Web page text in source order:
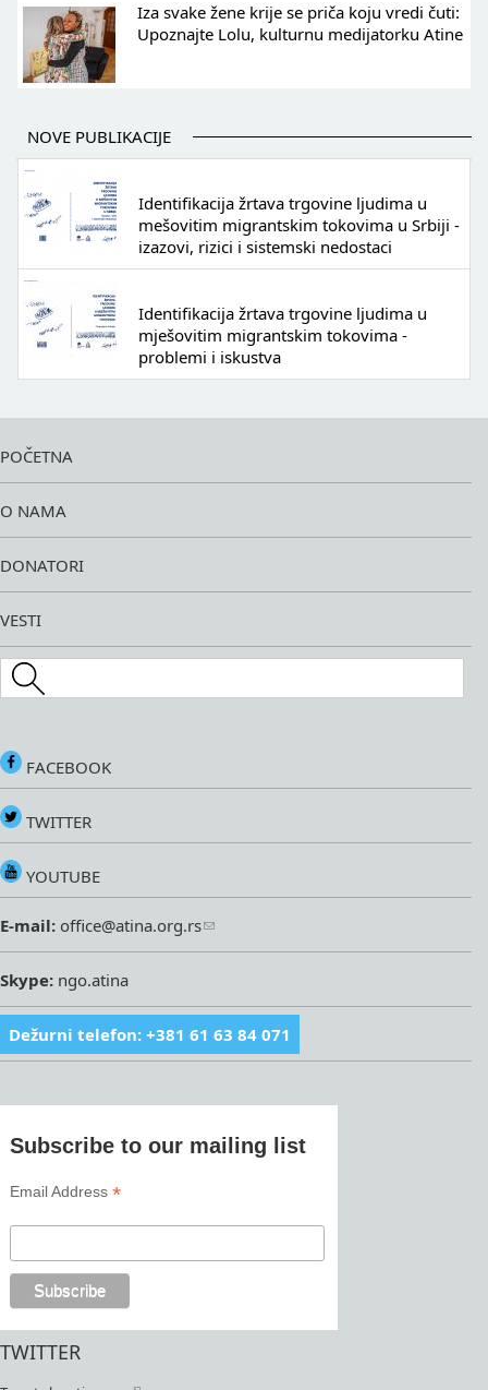
Iza svake žene krije se priča koju vredi čuti:
Upoznajte Lolu, kulturnu medijatorku Atine
NOVE PUBLIKACIJE
Identifikacija žrtava trgovine ljudima u
mešovitim migrantskim tokovima u Srbiji -
izazovi, rizici i sistemski nedostaci
Identifikacija žrtava trgovine ljudima u
mješovitim migrantskim tokovima -
problemi i iskustva
POČETNA
O NAMA
DONATORI
VESTI
Search this site
FACEBOOK
TWITTER
YOUTUBE
E-mail: office@atina.org.rs
Skype: ngo.atina
Dežurni telefon: +381 61 63 84 071
Subscribe to our mailing list
Email Address*
TWITTER